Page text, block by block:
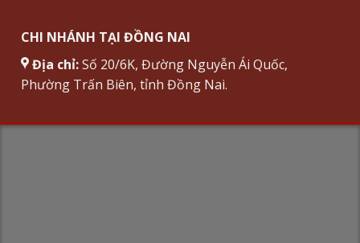
CHI NHÁNH TẠI ĐỒNG NAI
Địa chỉ:Số 20/6K, Đường Nguyễn Ái Quốc,
Phường Trấn Biên, tỉnh Đồng Nai.